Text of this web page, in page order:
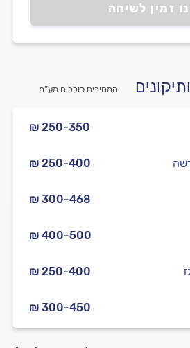
זמין לשיחה
המחירים כוללים מע”מ
₪ 250-350
₪ 250-400
₪ 300-468
₪ 400-500
₪ 250-400
₪ 300-450